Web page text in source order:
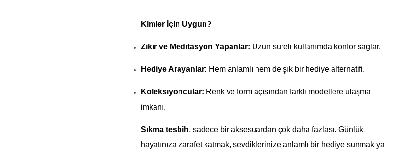
Kimler İçin Uygun?
Zikir ve Meditasyon Yapanlar: Uzun süreli kullanımda konfor sağlar.
Hediye Arayanlar: Hem anlamlı hem de şık bir hediye alternatifi.
Koleksiyoncular: Renk ve form açısından farklı modellere ulaşma
imkanı.
Sıkma tesbih, sadece bir aksesuardan çok daha fazlası. Günlük
hayatınıza zarafet katmak, sevdiklerinize anlamlı bir hediye sunmak ya